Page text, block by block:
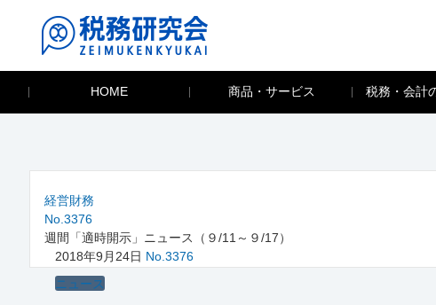
HOME 商品・サービス 税務・会計
経営財務
No.3376
週間「適時開示」ニュース（９/11～９/17）
2018年9月24日 No.3376
ニュース